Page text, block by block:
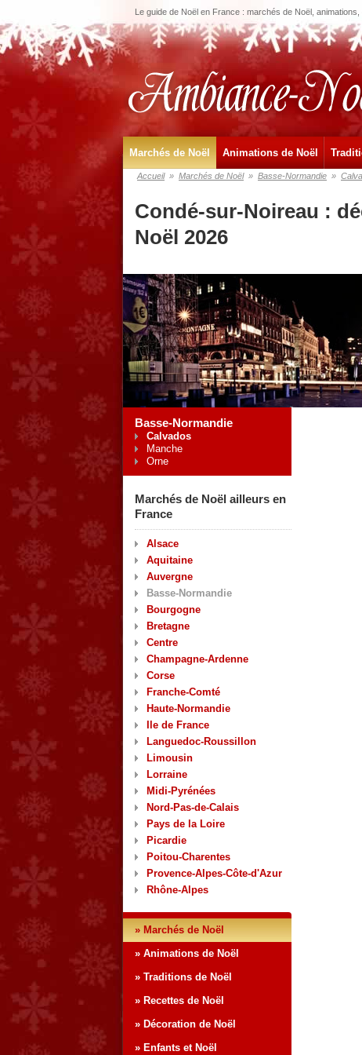
Le guide de Noël en France : marchés de Noël,
Marchés de Noël Animations de Noël
Accueil » Marchés de Noël » Basse-Normandie »
Condé-sur-Noireau :
Noël 2026
Basse-Normandie
Calvados
Manche
Orne
Marchés de Noël ailleurs en
France
Alsace
Aquitaine
Auvergne
Basse-Normandie
Bourgogne
Bretagne
Centre
Champagne-Ardenne
Corse
Franche-Comté
Haute-Normandie
Ile de France
Languedoc-Roussillon
Limousin
Lorraine
Midi-Pyrénées
Nord-Pas-de-Calais
Pays de la Loire
Picardie
Poitou-Charentes
Provence-Alpes-Côte-d'Azur
Rhône-Alpes
» Marchés de Noël
» Animations de Noël
» Traditions de Noël
» Recettes de Noël
» Décoration de Noël
» Enfants et Noël